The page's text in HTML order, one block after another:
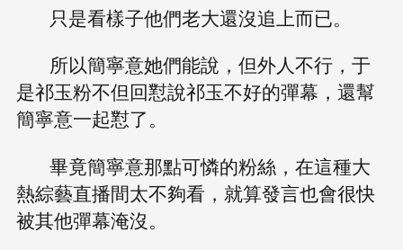
只是看樣子他們老大還沒追上而已。
所以簡寧意她們能說，但外人不行，于
是祁玉粉不但回懟說祁玉不好的彈幕，還幫
簡寧意一起懟了。
畢竟簡寧意那點可憐的粉絲，在這種大
熱綜藝直播間太不夠看，就算發言也會很快
被其他彈幕淹沒。